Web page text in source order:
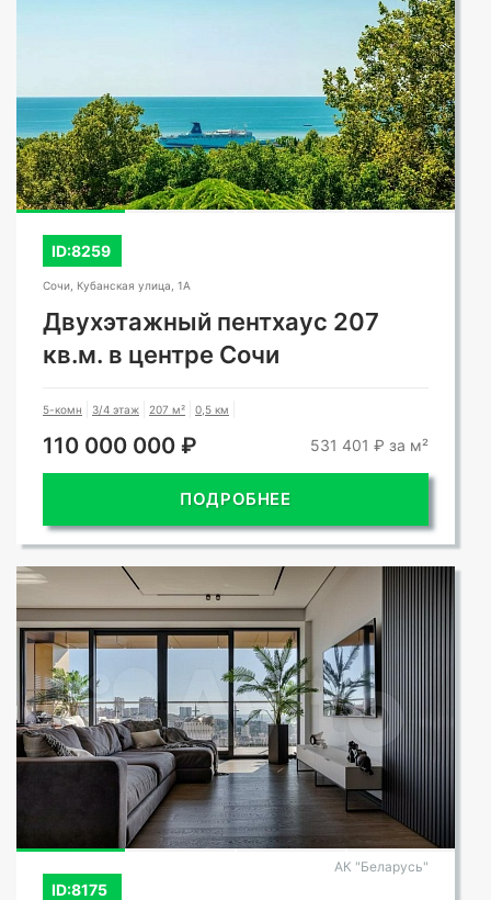
ID:8259
Сочи, Кубанская улица, 1А
Двухэтажный пентхаус 207
кв.м. в центре Сочи
5-комн 3/4 этаж 207 м² 0,5 км
110 000 000 ₽ 531 401 ₽ за м²
ПОДРОБНЕЕ
ID:8175
АК "Беларусь"